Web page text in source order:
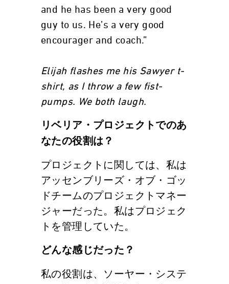
and he has been a very good
guy to us. He’s a very good
encourager and coach.”
Elijah flashes me his Sawyer t-
shirt, as I throw a few fist-
pumps. We both laugh.
リベリア・プロジェクトでのあ
なたの役割は？
プロジェクトに関しては、私は
アッセンブリーズ・オブ・ゴッ
ドチームのプロジェクトマネー
ジャーだった。私はプロジェク
トを管理していた。
どんな感じだった？
私の役割は、ソーヤー・システ